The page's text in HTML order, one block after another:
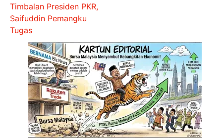
Timbalan Presiden PKR,
Saifuddin Pemangku
Tugas